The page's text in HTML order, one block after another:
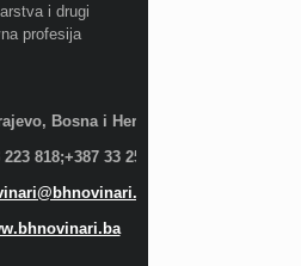
i drugi
profesija
Bosna i Hercegovina;
818;+387 33 255 600